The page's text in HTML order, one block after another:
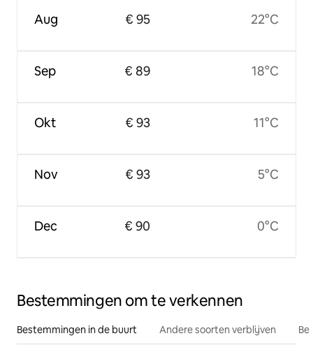
Aug
Sep
Okt
Nov
Dec
€ 95
€ 89
€ 93
€ 93
€ 90
22°C
18°C
11°C
5°C
0°C
Bestemmingen om te verkennen
Bestemmingen in de buurt Andere soorten verblijven